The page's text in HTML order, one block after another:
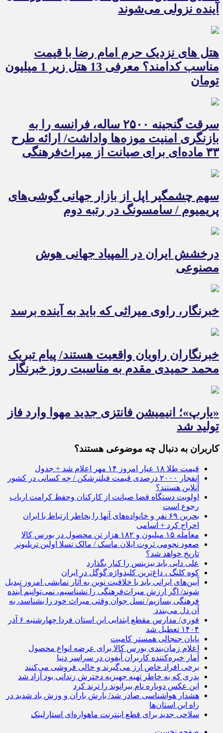
آینده نزولی می‌شوند
هتل های نزدیک حرم امام رضا با قیمت
مناسب کدامند؟ معرفی 13 هتل زیر 1 میلیون
تومان
سرقت گنجینه ۲۵۰۰ ساله، فرانسه را به
بازنگری امنیت موزه‌ها واداشت/ ارائه طرح
۳۳ ماده‌ای برای صیانت از میراث‌فرهنگی
سهم چشمگیر اپل از بازار جهانی گوشی‌های
پریمیوم / سامسونگ در رتبه دوم
درخشش ایران در المپیاد جهانی هوش
مصنوعی
خبرنگار، راوی میراثی که باید به آینده برسد
خبرنگاران راویان واقعیت هستند/ پیام تبریک
محمد حمیدی مقدم به مناسبت روز خبرنگار
«یارپ»؛ انیمیشن فانتزی جدید مهوا وارد فاز
تولید شد
کاربران به دنبال چه موضوعی هستند؟
قیمت طلا ۱۸ عیار امروز ۱۴ مهر اعلام شد + جدول
انفجار ۲۰۰۰ درصدی قیمت فیلترشکن / چه کسانی در کشور
آنلاین هستند؟
اولویت دستگاه قضا صیانت از کارکنان وحفظ کرامت ارباب
رجوع است
بحرین ۶۹ نفر و خانواده‌های آنها را بخاطر ارتباط با ایران
اخراج کرد + اسامی
معامله ۱۵ میلیون و ۱۸۲ هزار تن محصول در بورس کالا
صعود نجومی ثروت ایلان ماسک / مالک تسلا اولین تریلیونر
تاریخ خواهد شد؟
علی دایی باید بیزینس را کنار بگذارد
کوه کلنگ ، داغ‌ترین کلیدواژه گوگل در ایران
آیین‌های ایرانی باید با خلاقیت نوین به آثار نمایشی امروز تبدیل
شوند/ اگر ارزش میراث‌فرهنگی را نشناسیم، نمی‌توانیم آینده
فرهنگی بسازیم/ نسل جوان وقتی میراث خود را بشناسد، به
آن دل می‌بندد
فوری/ مدارس مقطع ابتدایی این استان فردا چهارشنبه ۶ آذر
۱۴۰۴ تعطیل شد
پایان جنجالی همستر کامبت
اعلام زمان‌بندی بورس کالا برای عرضه انواع محصول
آمار خیره‌کننده کاربران آیفون در سراسر دنیا
برخی افراد خاص ارز می‌گیرند و خالی فروشی می‌کنند
پدری که به خاطر تهیه جهیزیه دخترش زندانی بود آزاد شد
این عکس دوباره نام بیرانوند را ترند کرد
هشدار هواشناسی صادر شد/ بارش باران و وزش باد شدید در
راه این استان‌ها
سلاحی جدید برای قطع اینترنت ماهواره‌ای استارلینک